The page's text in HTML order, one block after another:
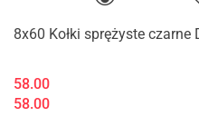
8x60 Kołki sprężyste czarne
58.00
58.00